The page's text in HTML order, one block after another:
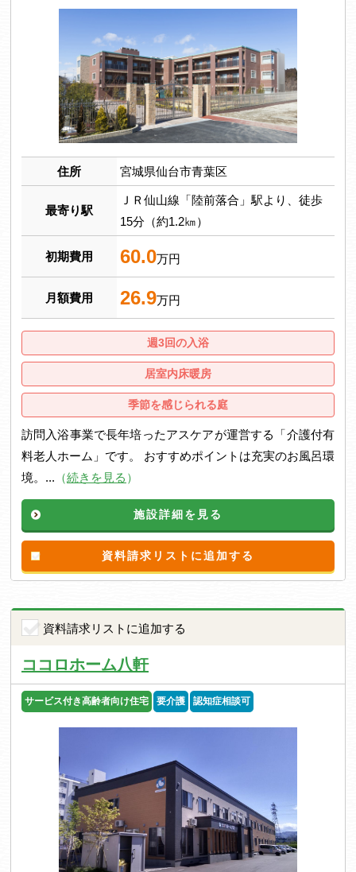
住所 宮城県仙台市青葉区
最寄り駅
ＪＲ仙山線「陸前落合」駅より、徒歩
15分（約1.2㎞）
初期費用 60.0万円
月額費用 26.9万円
週3回の入浴
居室内床暖房
季節を感じられる庭
訪問入浴事業で長年培ったアスケアが運営する「介護付有
料老人ホーム」です。 おすすめポイントは充実のお風呂環
境。... （続きを見る ）
施設詳細を見る
資料請求リストに追加する
資料請求リストに追加する
ココロホーム八軒
サービス付き高齢者向け住宅 要介護 認知症相談可